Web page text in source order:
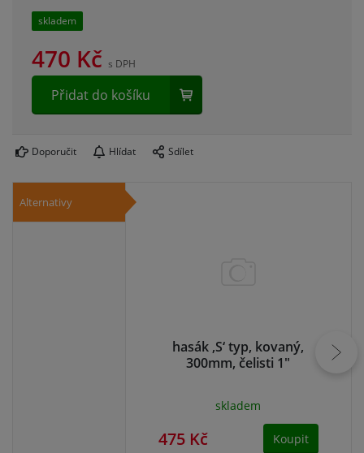
skladem
470 Kč s DPH
Přidat do košíku
Doporučit Hlídat Sdílet
Alternativy
hasák ‚S‘ typ, kovaný,
300mm, čelisti 1"
skladem
475 Kč Koupit